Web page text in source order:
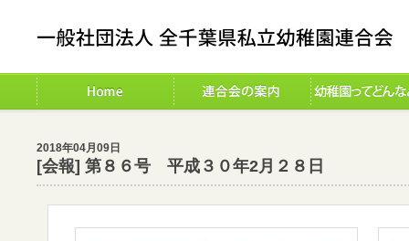
2018年04月09日
[会報] 第８６号 平成３０年2月２８日